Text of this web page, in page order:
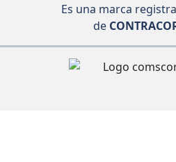
Es una marca
de